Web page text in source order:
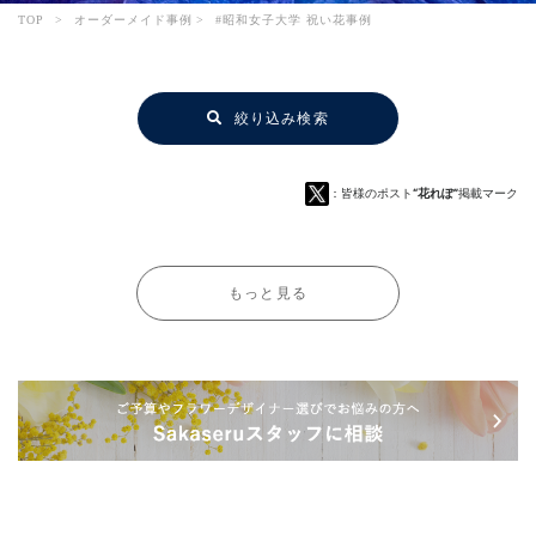
TOP > オーダーメイド事例 > #昭和女子大学 祝い花事例
絞り込み検索
：皆様のポスト“花れぽ”掲載マーク
もっと見る